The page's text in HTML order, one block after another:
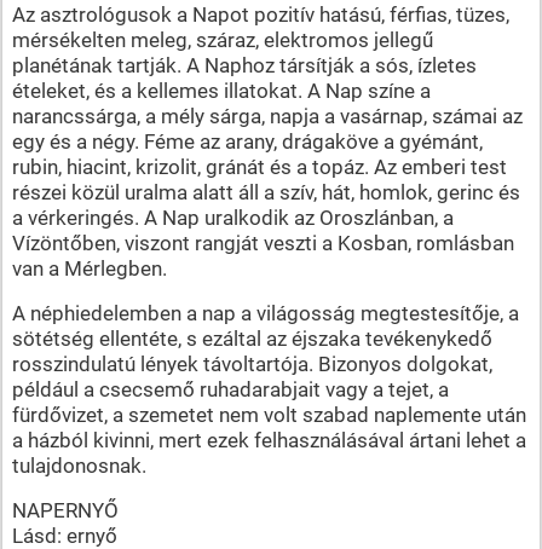
Az asztrológusok a Napot pozitív hatású, férfias, tüzes,
mérsékelten meleg, száraz, elektromos jellegű
planétának tartják. A Naphoz társítják a sós, ízletes
ételeket, és a kellemes illatokat. A Nap színe a
narancssárga, a mély sárga, napja a vasárnap, számai az
egy és a négy. Féme az arany, drágaköve a gyémánt,
rubin, hiacint, krizolit, gránát és a topáz. Az emberi test
részei közül uralma alatt áll a szív, hát, homlok, gerinc és
a vérkeringés. A Nap uralkodik az Oroszlánban, a
Vízöntőben, viszont rangját veszti a Kosban, romlásban
van a Mérlegben.
A néphiedelemben a nap a világosság megtestesítője, a
sötétség ellentéte, s ezáltal az éjszaka tevékenykedő
rosszindulatú lények távoltartója. Bizonyos dolgokat,
például a csecsemő ruhadarabjait vagy a tejet, a
fürdővizet, a szemetet nem volt szabad naplemente után
a házból kivinni, mert ezek felhasználásával ártani lehet a
tulajdonosnak.
NAPERNYŐ
Lásd: ernyő